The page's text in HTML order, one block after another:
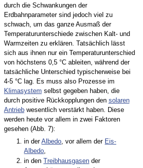
durch die Schwankungen der
Erdbahnparameter sind jedoch viel zu
schwach, um das ganze Ausmaß der
Temperaturunterschiede zwischen Kalt- und
Warmzeiten zu erklären. Tatsächlich lässt
sich aus ihnen nur ein Temperaturunterschied
von höchstens 0,5 °C ableiten, während der
tatsächliche Unterschied typischerweise bei
4-5 °C lag. Es muss also Prozesse im
Klimasystem selbst gegeben haben, die
durch positive Rückkopplungen den solaren
Antriebwesentlich verstärkt haben. Diese
werden heute vor allem in zwei Faktoren
gesehen (Abb. 7):
in derAlbedo, vor allem der Eis-
Albedo,
in den
Treibhausgasen der